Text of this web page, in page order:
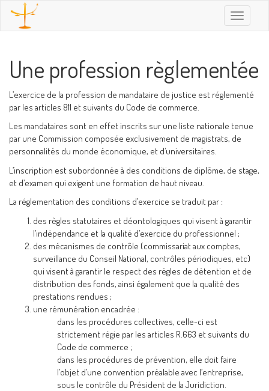
Toggle
Une profession règlementée
L’exercice de la profession de mandataire de justice est réglementé
par les articles 811 et suivants du Code de commerce.
Les mandataires sont en effet inscrits sur une liste nationale tenue
par une Commission composée exclusivement de magistrats, de
personnalités du monde économique, et d’universitaires.
L’inscription est subordonnée à des conditions de diplôme, de stage,
et d’examen qui exigent une formation de haut niveau.
La réglementation des conditions d’exercice se traduit par :
des règles statutaires et déontologiques qui visent à garantir
l’indépendance et la qualité d’exercice du professionnel ;
des mécanismes de contrôle (commissariat aux comptes,
surveillance du Conseil National, contrôles périodiques, etc)
qui visent à garantir le respect des règles de détention et de
distribution des fonds, ainsi également que la qualité des
prestations rendues ;
une rémunération encadrée :
dans les procédures collectives, celle-ci est
strictement régie par les articles R.663 et suivants du
Code de commerce ;
dans les procédures de prévention, elle doit faire
l’objet d’une convention préalable avec l’entreprise,
sous le contrôle du Président de la Juridiction.